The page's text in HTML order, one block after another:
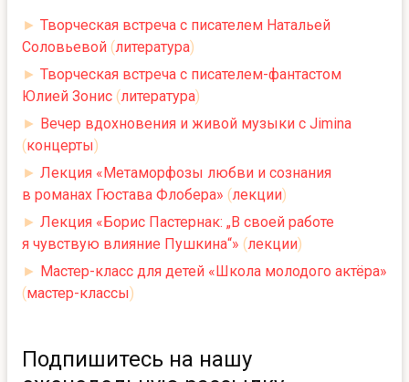
► Творческая встреча с писателем Натальей
Соловьевой (литература)
► Творческая встреча с писателем-фантастом
Юлией Зонис (литература)
► Вечер вдохновения и живой музыки с Jimina
(концерты)
► Лекция «Метаморфозы любви и сознания
в романах Гюстава Флобера» (лекции)
► Лекция «Борис Пастернак: „В своей работе
я чувствую влияние Пушкина“» (лекции)
► Мастер-класс для детей «Школа молодого актёра»
(мастер-классы)
Подпишитесь на нашу